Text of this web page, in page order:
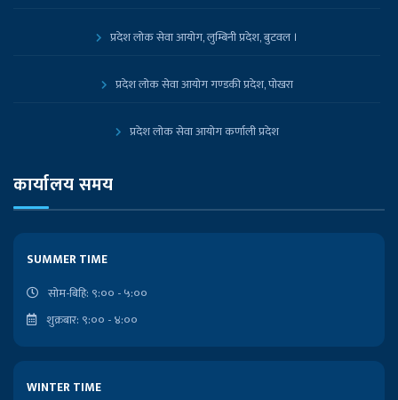
प्रदेश लोक सेवा आयोग, लुम्बिनी प्रदेश, बुटवल ।
प्रदेश लोक सेवा आयोग गण्डकी प्रदेश, पोखरा
प्रदेश लोक सेवा आयोग कर्णाली प्रदेश
प्रदेश लोक सेवा आयोग, कोशी प्रदेश, विराटनगर
कार्यालय समय
SUMMER TIME
सोम-बिहि: ९:०० - ५:००
शुक्रबार: ९:०० - ४:००
WINTER TIME